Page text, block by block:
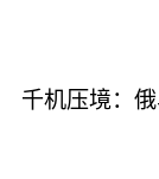
千机压境：